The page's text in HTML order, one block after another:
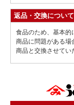
返品・交換について
食品のため、基本的
商品に問題がある場
商品と交換させてい